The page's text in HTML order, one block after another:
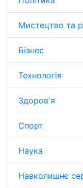
Мистецтво та
Бізнес
Технологія
Здоров'я
Спорт
Наука
Навколишнє